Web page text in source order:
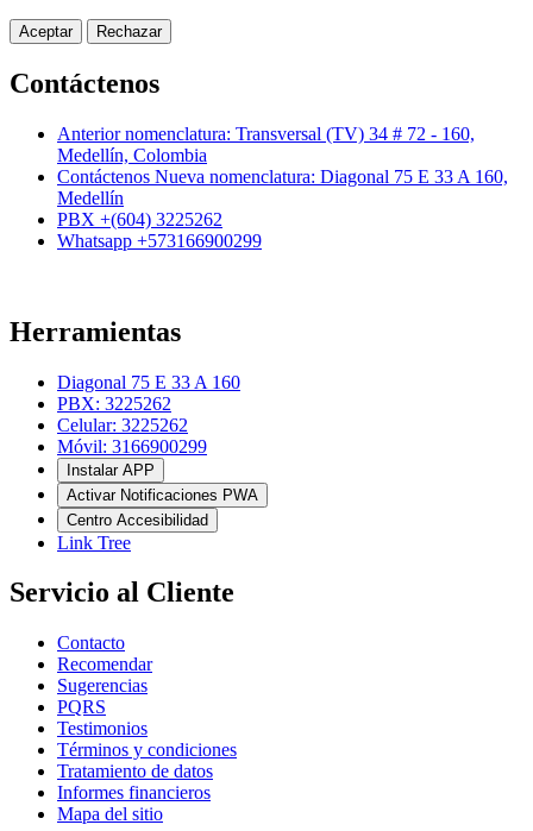
Aceptar Rechazar
Contáctenos
Anterior nomenclatura: Transversal (TV) 34 # 72 - 160,
Medellín, Colombia
Contáctenos Nueva nomenclatura: Diagonal 75 E 33 A 160,
Medellín
PBX +(604) 3225262
Whatsapp +573166900299
Herramientas
Diagonal 75 E 33 A 160
PBX: 3225262
Celular: 3225262
Móvil: 3166900299
Instalar APP
Activar Notificaciones PWA
Centro Accesibilidad
Link Tree
Servicio al Cliente
Contacto
Recomendar
Sugerencias
PQRS
Testimonios
Términos y condiciones
Tratamiento de datos
Informes financieros
Mapa del sitio